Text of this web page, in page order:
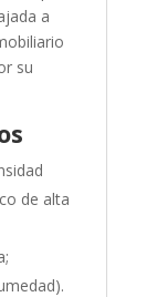
a
su
de alta